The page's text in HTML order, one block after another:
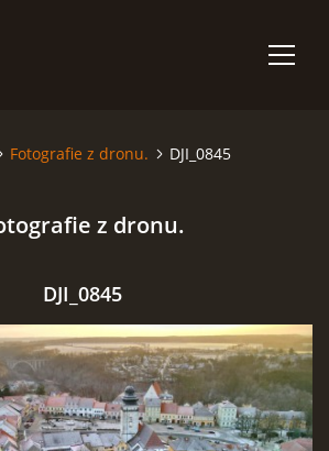
Fotografie z dronu. DJI_0845
z dronu.
DJI_0845